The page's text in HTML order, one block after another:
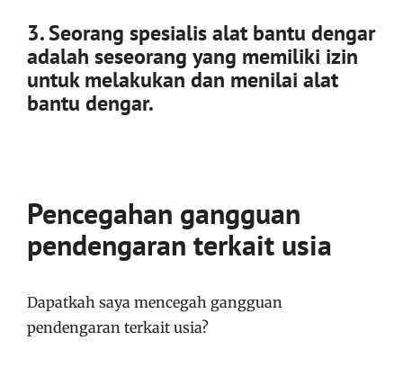
3. Seorang spesialis alat bantu dengar
adalah seseorang yang memiliki izin
untuk melakukan dan menilai alat
bantu dengar.
Pencegahan gangguan
pendengaran terkait usia
Dapatkah saya mencegah gangguan
pendengaran terkait usia?